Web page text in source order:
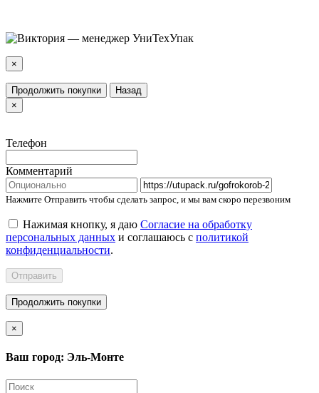
×
Продолжить покупки
Назад
×
Телефон
Комментарий
Нажмите Отправить чтобы сделать запрос, и мы вам скоро перезвоним
Нажимая кнопку, я даю Согласие на обработку
персональных данных и соглашаюсь с политикой
конфиденциальности.
Отправить
Продолжить покупки
×
Ваш город: Эль-Монте